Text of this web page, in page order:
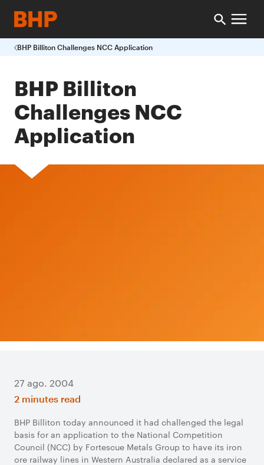
BHP Billiton Challenges NCC Application
BHP Billiton
Challenges NCC
Application
27 ago. 2004
2 minutes read
BHP Billiton today announced it had challenged the legal
basis for an application to the National Competition
Council (NCC) by Fortescue Metals Group to have its iron
ore railway lines in Western Australia declared as a service